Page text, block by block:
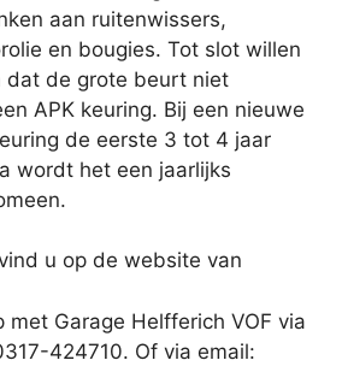
aan ruitenwissers,
en bougies. Tot slot willen
dat de grote beurt niet
APK keuring. Bij een nieuwe
de eerste 3 tot 4 jaar
wordt het een jaarlijks
u op de website van
met Garage Helfferich VOF via
424710. Of via email: